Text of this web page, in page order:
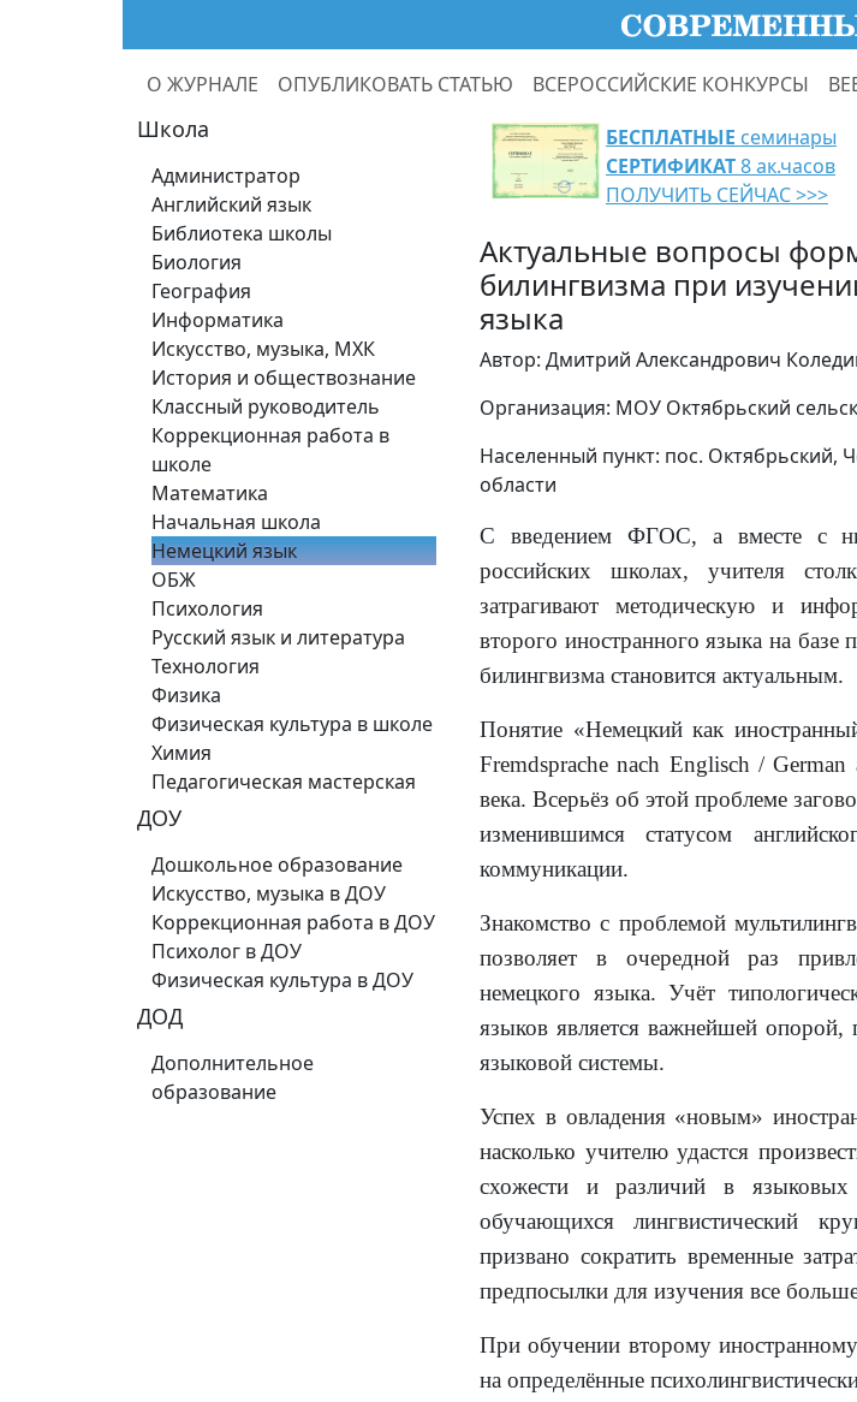
О ЖУРНАЛЕ ОПУБЛИКОВАТЬ СТАТЬЮ ВСЕРОССИЙСКИЕ КОНКУРСЫ
Школа
Администратор
Английский язык
Библиотека школы
Биология
География
Информатика
Искусство, музыка, МХК
История и обществознание
Классный руководитель
Коррекционная работа в
школе
Математика
Начальная школа
Немецкий язык
ОБЖ
Психология
Русский язык и литература
Технология
Физика
Физическая культура в школе
Химия
Педагогическая мастерская
ДОУ
Дошкольное образование
Искусство, музыка в ДОУ
Коррекционная работа в ДОУ
Психолог в ДОУ
Физическая культура в ДОУ
ДОД
Дополнительное
образование
БЕСПЛАТНЫЕ семинары
СЕРТИФИКАТ8 ак.часов
ПОЛУЧИТЬ СЕЙЧАС >>>
Актуальные вопросы
билингвизма при
языка
Автор: Дмитрий Александрович
Организация: МОУ Октябрьский
Населенный пункт: пос. Октябрьский,
области
С введением ФГОС, а вместе с
российских школах, учителя
затрагивают методическую и
второго иностранного языка на
билингвизма становится актуальным.
Понятие «Немецкий как
Fremdsprache nach Englisch /
века. Всерьёз об этой проблеме
изменившимся статусом
коммуникации.
Знакомство с проблемой
позволяет в очередной раз
немецкого языка. Учёт
языков является важнейшей
языковой системы.
Успех в овладения «новым»
насколько учителю удастся
схожести и различий в языковых
обучающихся лингвистический
призвано сократить временные
предпосылки для изучения все
При обучении второму
на определённые